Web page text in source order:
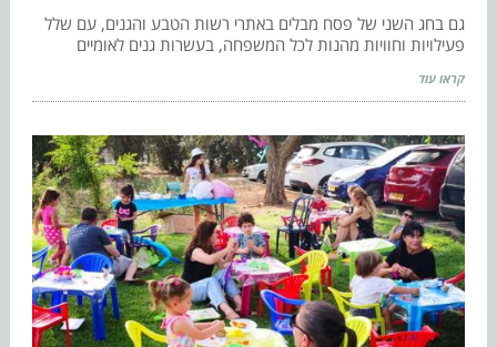
גם בחג השני של פסח מבלים באתרי רשות הטבע והגנים, עם שלל
פעילויות וחוויות מהנות לכל המשפחה, בעשרות גנים לאומיים
קראו עוד